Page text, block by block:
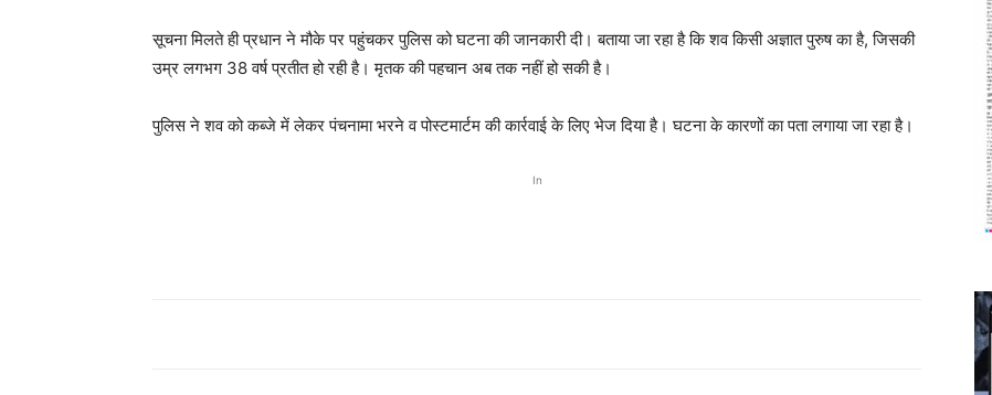
सूचना मिलते ही प्रधान ने मौके पर पहुंचकर पुलिस को घटना की जानकारी दी। बताया जा रहा है कि शव किसी अज्ञात पुरुष का है, जिसकी
उम्र लगभग 38 वर्ष प्रतीत हो रही है। मृतक की पहचान अब तक नहीं हो सकी है।
पुलिस ने शव को कब्जे में लेकर पंचनामा भरने व पोस्टमार्टम की कार्रवाई के लिए भेज दिया है। घटना के कारणों का पता लगाया जा रहा है।
In